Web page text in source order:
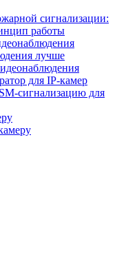
сигнализации:
работы
лучше
для IP-камер
сигнализацию для